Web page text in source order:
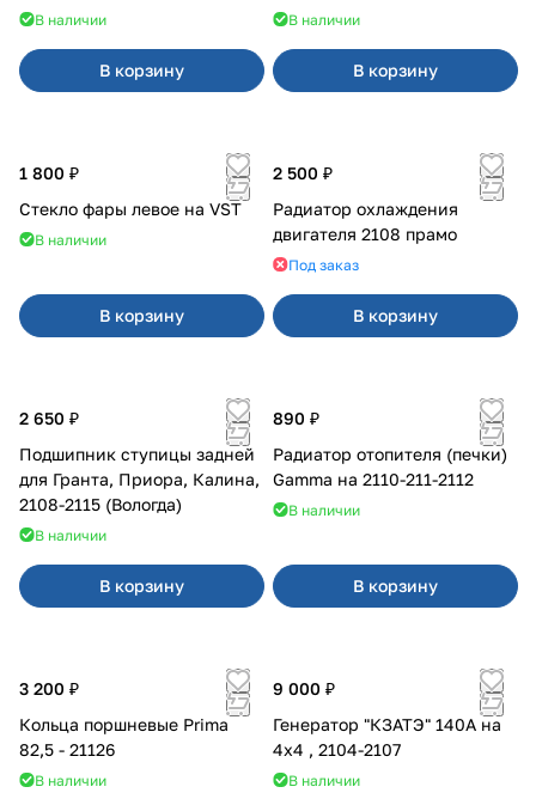
В наличии
В корзину
В наличии
В корзину
1 800 ₽
Стекло фары левое на VST
В наличии
В корзину
2 500 ₽
Радиатор охлаждения
двигателя 2108 прамо
Под заказ
В корзину
2 650 ₽
Подшипник ступицы задней
для Гранта, Приора, Калина,
2108-2115 (Вологда)
В наличии
В корзину
890 ₽
Радиатор отопителя (печки)
Gamma на 2110-211-2112
В наличии
В корзину
3 200 ₽
Кольца поршневые Prima
82,5 - 21126
В наличии
9 000 ₽
Генератор "КЗАТЭ" 140А на
4x4 , 2104-2107
В наличии